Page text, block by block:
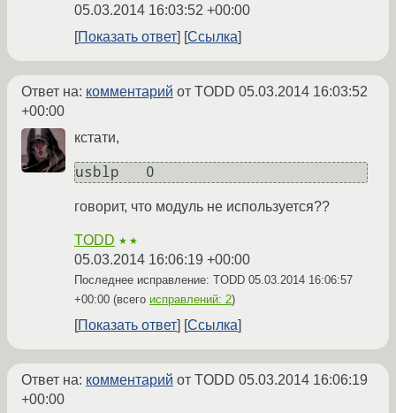
05.03.2014 16:03:52 +00:00
Показать ответ
Ссылка
Ответ на: комментарий от TODD 05.03.2014 16:03:52
+00:00
кстати,
usblp   0
говорит, что модуль не используется??
TODD ★★
05.03.2014 16:06:19 +00:00
Последнее исправление: TODD 05.03.2014 16:06:57
+00:00 (всего исправлений: 2)
Показать ответ Ссылка
Ответ на: комментарий от TODD 05.03.2014 16:06:19
+00:00